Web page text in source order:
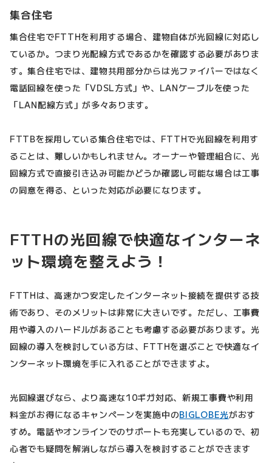
集合住宅
集合住宅でFTTHを利用する場合、建物自体が光回線に対応し
ているか。つまり光配線方式であるかを確認する必要がありま
す。集合住宅では、建物共用部分からは光ファイバーではなく
電話回線を使った「VDSL方式」や、LANケーブルを使った
「LAN配線方式」が多々あります。
FTTBを採用している集合住宅では、FTTHで光回線を利用す
ることは、難しいかもしれません。オーナーや管理組合に、光
回線方式で直接引き込み可能かどうか確認し可能な場合は工事
の同意を得る、といった対応が必要になります。
FTTHの光回線で快適なインターネ
ット環境を整えよう！
FTTHは、高速かつ安定したインターネット接続を提供する技
術であり、そのメリットは非常に大きいです。ただし、工事費
用や導入のハードルがあることも考慮する必要があります。光
回線の導入を検討している方は、FTTHを選ぶことで快適なイ
ンターネット環境を手に入れることができますよ。
光回線選びなら、より高速な10ギガ対応、新規工事費や利用
料金がお得になるキャンペーンを実施中のBIGLOBE光がおす
すめ。電話やオンラインでのサポートも充実しているので、初
心者でも疑問を解消しながら導入を検討することができます